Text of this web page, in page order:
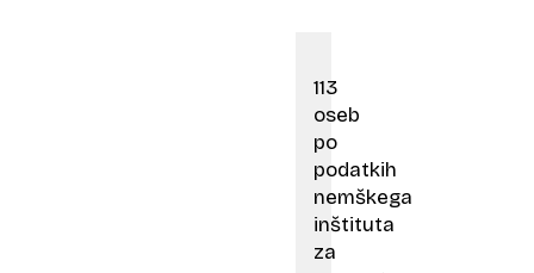
113 ​
oseb
po
podatkih
nemškega
inštituta
za